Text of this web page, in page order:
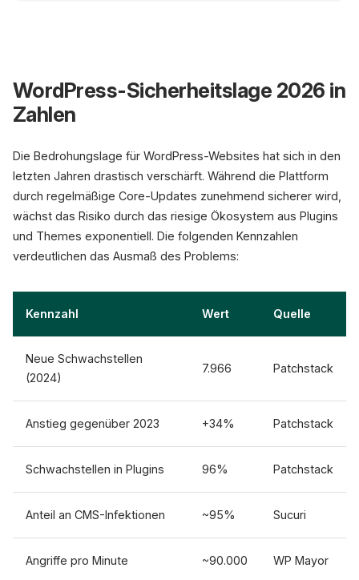
2FA | WAF | Security Headers |
WordPress-Sicherheitslage 2026 in
Zahlen
Die Bedrohungslage für WordPress-Websites hat sich in den
letzten Jahren drastisch verschärft. Während die Plattform
durch regelmäßige Core-Updates zunehmend sicherer wird,
wächst das Risiko durch das riesige Ökosystem aus Plugins
und Themes exponentiell. Die folgenden Kennzahlen
verdeutlichen das Ausmaß des Problems:
Kennzahl Wert Quelle
Neue Schwachstellen
(2024)
7.966 Patchstack
Anstieg gegenüber 2023 +34% Patchstack
Schwachstellen in Plugins 96% Patchstack
Anteil an CMS-Infektionen ~95% Sucuri
Angriffe pro Minute ~90.000 WP Mayor